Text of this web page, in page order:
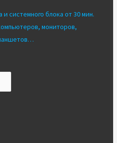
и системного блока от 30 мин.
мониторов,